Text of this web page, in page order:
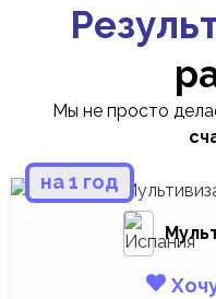
Мы не просто
на 1 год